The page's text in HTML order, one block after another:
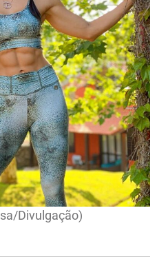
Divulgação)